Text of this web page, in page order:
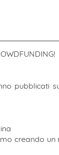
pubblicati
creando